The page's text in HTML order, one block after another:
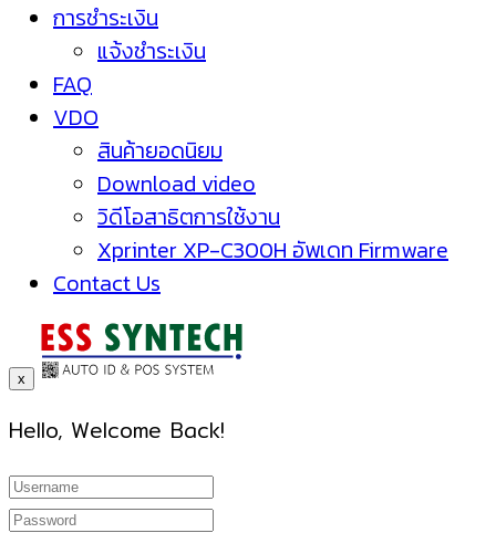
การชำระเงิน
แจ้งชำระเงิน
FAQ
VDO
สินค้ายอดนิยม
Download video
วิดีโอสาธิตการใช้งาน
Xprinter XP-C300H อัพเดท Firmware
Contact Us
x
Hello, Welcome Back!